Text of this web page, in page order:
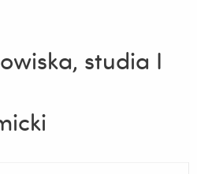
studia I